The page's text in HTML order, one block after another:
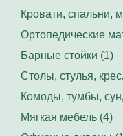
Кровати, спальни,
Ортопедические
Барные стойки (1)
Столы, стулья,
Комоды, тумбы,
Мягкая мебель (4)